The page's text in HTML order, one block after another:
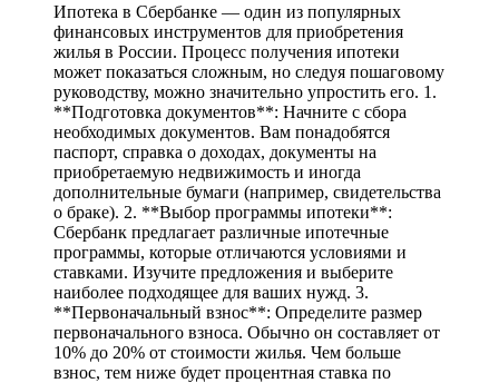
Ипотека в Сбербанке — один из популярных
финансовых инструментов для приобретения
жилья в России. Процесс получения ипотеки
может показаться сложным, но следуя пошаговому
руководству, можно значительно упростить его. 1.
**Подготовка документов**: Начните с сбора
необходимых документов. Вам понадобятся
паспорт, справка о доходах, документы на
приобретаемую недвижимость и иногда
дополнительные бумаги (например, свидетельства
о браке). 2. **Выбор программы ипотеки**:
Сбербанк предлагает различные ипотечные
программы, которые отличаются условиями и
ставками. Изучите предложения и выберите
наиболее подходящее для ваших нужд. 3.
**Первоначальный взнос**: Определите размер
первоначального взноса. Обычно он составляет от
10% до 20% от стоимости жилья. Чем больше
взнос, тем ниже будет процентная ставка по